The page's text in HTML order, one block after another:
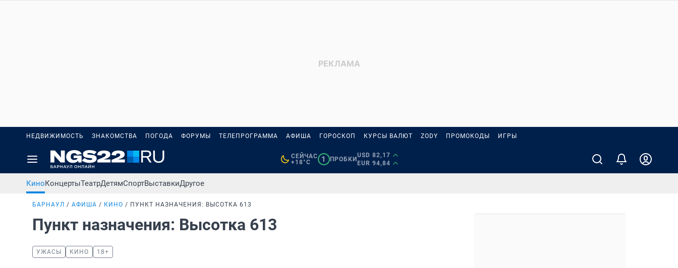
НЕДВИЖИМОСТЬ ЗНАКОМСТВА ПОГОДА ФОРУМЫ ТЕЛЕПРОГРАММА АФИША ГОРОСКОП КУРСЫ ВАЛЮТ ZODY ПРОМОКОДЫ ИГРЫ
СЕЙЧАС
+18°C
1 ПРОБКИ
USD 82,17
EUR 94,84
КиноКонцертыТеатрДетямСпортВыставкиДругое
БАРНАУЛ АФИША КИНО ПУНКТ НАЗНАЧЕНИЯ: ВЫСОТКА 613
Пункт назначения: Высотка 613
УЖАСЫ КИНО 18+